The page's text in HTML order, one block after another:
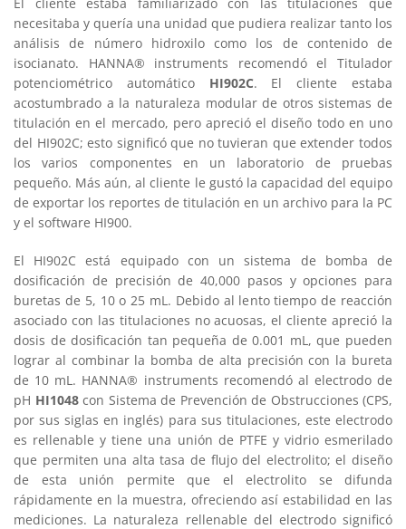
necesitaba y quería una unidad que pudiera realizar tanto los
análisis de número hidroxilo como los de contenido de
isocianato. HANNA® instruments recomendó el Titulador
potenciométrico automático HI902C. El cliente estaba
acostumbrado a la naturaleza modular de otros sistemas de
titulación en el mercado, pero apreció el diseño todo en uno
del HI902C; esto significó que no tuvieran que extender todos
los varios componentes en un laboratorio de pruebas
pequeño. Más aún, al cliente le gustó la capacidad del equipo
de exportar los reportes de titulación en un archivo para la PC
y el software HI900.
El HI902C está equipado con un sistema de bomba de
dosificación de precisión de 40,000 pasos y opciones para
buretas de 5, 10 o 25 mL. Debido al lento tiempo de reacción
asociado con las titulaciones no acuosas, el cliente apreció la
dosis de dosificación tan pequeña de 0.001 mL, que pueden
lograr al combinar la bomba de alta precisión con la bureta
de 10 mL. HANNA® instruments recomendó al electrodo de
pH HI1048con Sistema de Prevención de Obstrucciones (CPS,
por sus siglas en inglés) para sus titulaciones, este electrodo
es rellenable y tiene una unión de PTFE y vidrio esmerilado
que permiten una alta tasa de flujo del electrolito; el diseño
de esta unión permite que el electrolito se difunda
rápidamente en la muestra, ofreciendo así estabilidad en las
mediciones. La naturaleza rellenable del electrodo significó